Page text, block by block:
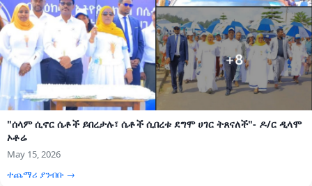
"ሰላም ሲኖር ሴቶች ይበረታሉ፣ ሴቶች ሲበረቱ ደግሞ ሀገር ትጸናለች"- ዶ/ር ዲላሞ
ኦቶሬ
May 15, 2026
ተጨማሪ ያንብቡ →